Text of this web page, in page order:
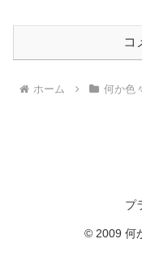
コ
ホーム 何か色
プ
© 2009 何